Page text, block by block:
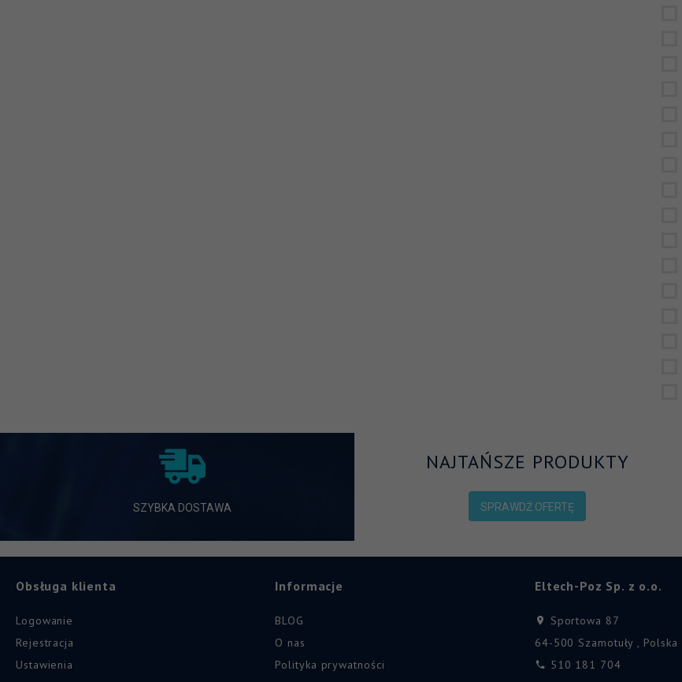
SZYBKA DOSTAWA
NAJTAŃSZE PRODUKTY
SPRAWDŹ OFERTĘ
Obsługa klienta
Logowanie
Rejestracja
Ustawienia
Informacje
BLOG
O nas
Polityka prywatności
Eltech-Poz Sp. z o.o.
Sportowa 87
64-500 Szamotuły , Polska
510 181 704